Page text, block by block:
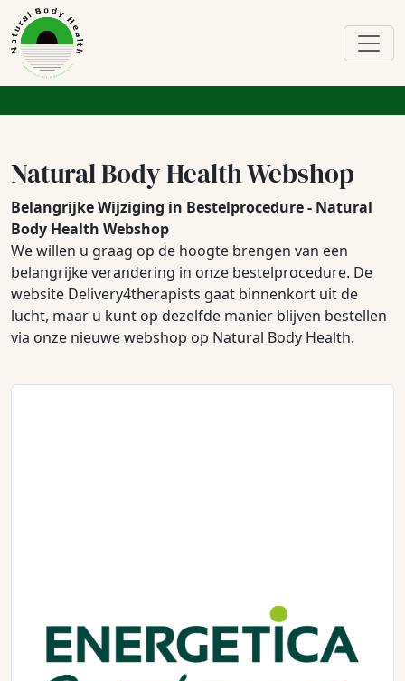
Natural Body Health Webshop
Belangrijke Wijziging in Bestelprocedure - Natural
Body Health Webshop
We willen u graag op de hoogte brengen van een
belangrijke verandering in onze bestelprocedure. De
website Delivery4therapists gaat binnenkort uit de
lucht, maar u kunt op dezelfde manier blijven bestellen
via onze nieuwe webshop op Natural Body Health.